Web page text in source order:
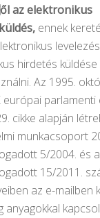
az elektronikus
ennek
hirdetés
Az 1995.
európai parlamenti
cikke alapján
munkacsoport
5/2004. és
15/2011.
az e-mailben
anyagokkal